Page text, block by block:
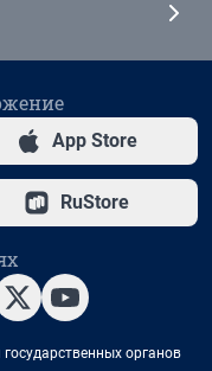
App Store
RuStore
органов